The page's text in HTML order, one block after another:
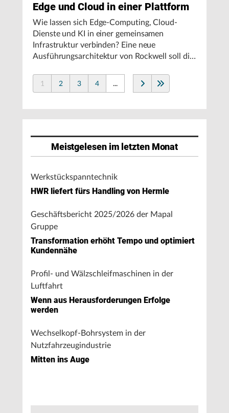
Edge und Cloud in einer Plattform
Wie lassen sich Edge-Computing, Cloud-
Dienste und KI in einer gemeinsamen
Infrastruktur verbinden? Eine neue
Ausführungsarchitektur von Rockwell soll die
vereinfachen und den autonomen
Fertigungsbetrieb unterstützen.
1 2 3 4 ...
Meistgelesen im letzten Monat
Werkstückspanntechnik
HWR liefert fürs Handling von Hermle
Geschäftsbericht 2025/2026 der Mapal
Gruppe
Transformation erhöht Tempo und optimiert
Kundennähe
Profil- und Wälzschleifmaschinen in der
Luftfahrt
Wenn aus Herausforderungen Erfolge
werden
Wechselkopf-Bohrsystem in der
Nutzfahrzeugindustrie
Mitten ins Auge